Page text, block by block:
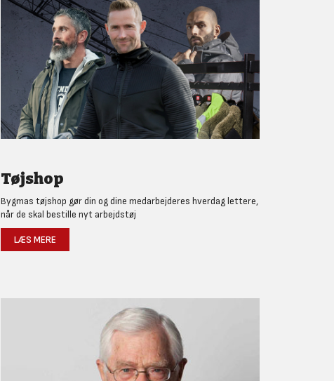
Tøjshop
Bygmas tøjshop gør din og dine medarbejderes hverdag lettere,
når de skal bestille nyt arbejdstøj
LÆS MERE